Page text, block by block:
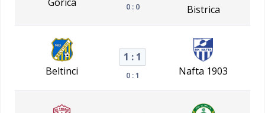
0 : 0
Bistrica
Beltinci
1 : 1
0 : 1 Nafta 1903